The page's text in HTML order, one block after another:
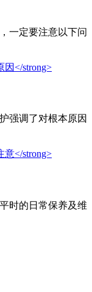
一定要注意以下问
强调了对根本原因
时的日常保养及维